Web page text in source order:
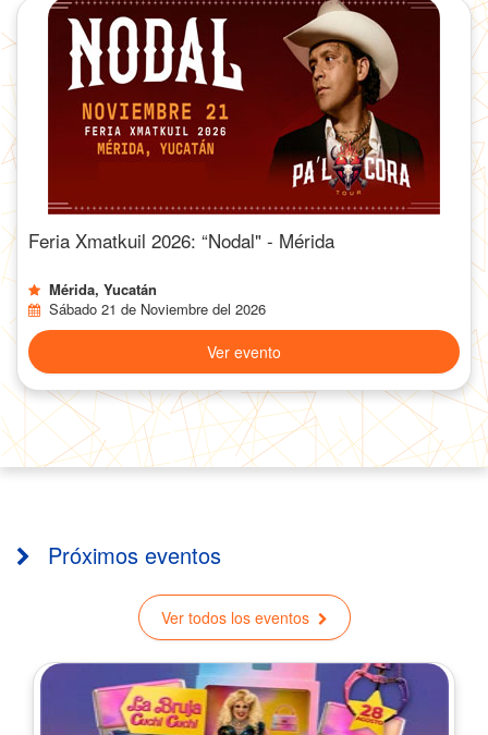
Feria Xmatkuil 2026: “Nodal" - Mérida
Mérida, Yucatán
Sábado 21 de Noviembre del 2026
Ver evento
Próximos eventos
Ver todos los eventos